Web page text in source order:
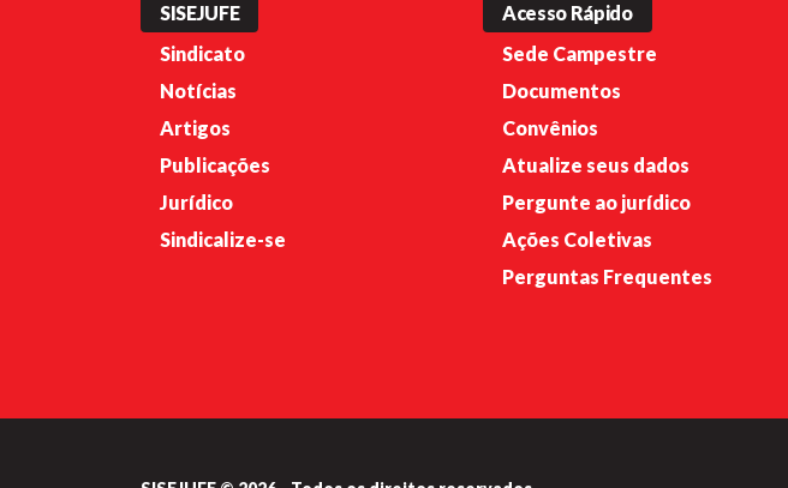
SISEJUFE
Sindicato
Notícias
Artigos
Publicações
Jurídico
Sindicalize-se
Acesso Rápido
Sede Campestre
Documentos
Convênios
Atualize seus dados
Pergunte ao jurídico
Ações Coletivas
Perguntas Frequentes